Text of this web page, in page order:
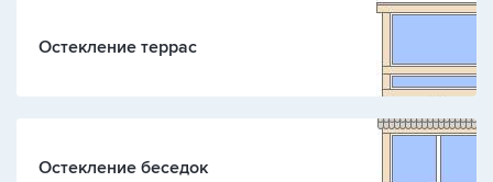
Остекление террас
Остекление беседок